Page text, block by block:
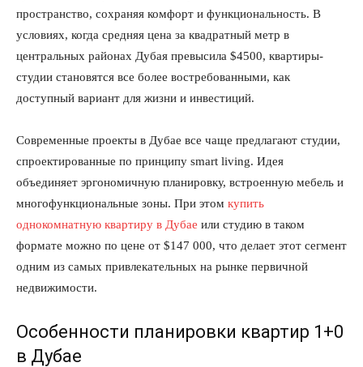
пространство, сохраняя комфорт и функциональность. В
условиях, когда средняя цена за квадратный метр в
центральных районах Дубая превысила $4500, квартиры-
студии становятся все более востребованными, как
доступный вариант для жизни и инвестиций.
Современные проекты в Дубае все чаще предлагают студии,
спроектированные по принципу smart living. Идея
объединяет эргономичную планировку, встроенную мебель и
многофункциональные зоны. При этом купить
однокомнатную квартиру в Дубае или студию в таком
формате можно по цене от $147 000, что делает этот сегмент
одним из самых привлекательных на рынке первичной
недвижимости.
Особенности планировки квартир 1+0
в Дубае